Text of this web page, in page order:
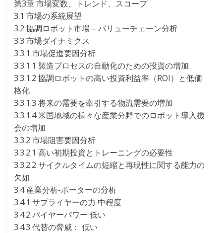
第3章 市場変数、トレンド、スコープ
3.1 市場の系統展望
3.2 協調ロボット市場 – バリューチェーン分析
3.3 市場ダイナミクス
3.3.1 市場促進要因分析
3.3.1.1 製造プロセスの自動化のための投資の増加
3.3.1.2 協調ロボットの高い投資利益率（ROI）と低価
格化
3.3.1.3 将来の需要を牽引する物流需要の増加
3.3.1.4 米国地域の様々な産業分野でのロボット導入機
会の増加
3.3.2 市場阻害要因分析
3.3.2.1 高い初期投資とトレーニングの必要性
3.3.2.2 サイクルタイムの短縮と再現性に関する能力の
欠如
3.4 産業分析-ポーターの分析
3.4.1 サプライヤーの力 中程度
3.4.2 バイヤーパワー 低い
3.4.3 代替の脅威： 低い